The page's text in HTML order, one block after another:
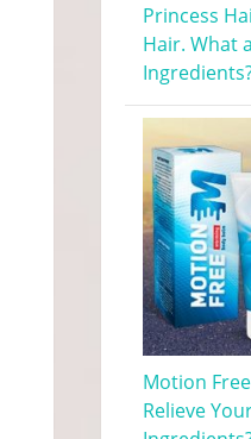
Princess
Hair. What
Motion
Relieve